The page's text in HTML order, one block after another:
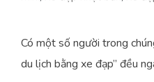
Có một số người trong
du lịch bằng xe đạp” đều